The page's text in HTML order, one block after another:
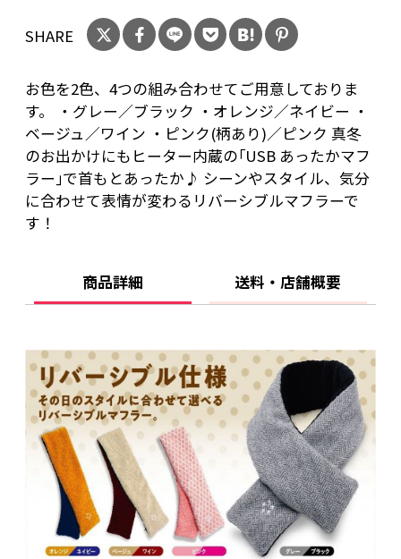
SHARE
お色を2色、4つの組み合わせてご用意しておりま
す。 ・グレー／ブラック ・オレンジ／ネイビー ・
ベージュ／ワイン ・ピンク(柄あり)／ピンク 真冬
のお出かけにもヒーター内蔵の｢USB あったかマフ
ラー｣で首もとあったか♪ シーンやスタイル、気分
に合わせて表情が変わるリバーシブルマフラーで
す！
商品詳細 送料・店舗概要